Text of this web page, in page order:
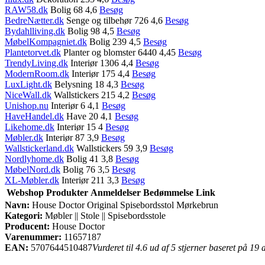
RAW58.dk Bolig 68 4,6 Besøg
BedreNætter.dk Senge og tilbehør 726 4,6 Besøg
Bydahlliving.dk Bolig 98 4,5 Besøg
MøbelKompagniet.dk Bolig 239 4,5 Besøg
Plantetorvet.dk Planter og blomster 6440 4,45 Besøg
TrendyLiving.dk Interiør 1306 4,4 Besøg
ModernRoom.dk Interiør 175 4,4 Besøg
LuxLight.dk Belysning 18 4,3 Besøg
NiceWall.dk Wallstickers 215 4,2 Besøg
Unishop.nu Interiør 6 4,1 Besøg
HaveHandel.dk Have 20 4,1 Besøg
Likehome.dk Interiør 15 4 Besøg
Møbler.dk Interiør 87 3,9 Besøg
Wallstickerland.dk Wallstickers 59 3,9 Besøg
Nordlyhome.dk Bolig 41 3,8 Besøg
MøbelNord.dk Bolig 76 3,5 Besøg
XL-Møbler.dk Interiør 211 3,3 Besøg
Webshop Produkter Anmeldelser Bedømmelse Link
Navn: House Doctor Original Spisebordsstol Mørkebrun
Kategori: Møbler || Stole || Spisebordsstole
Producent: House Doctor
Varenummer: 11657187
EAN: 5707644510487Vurderet til 4.6 ud af 5 stjerner baseret på 19